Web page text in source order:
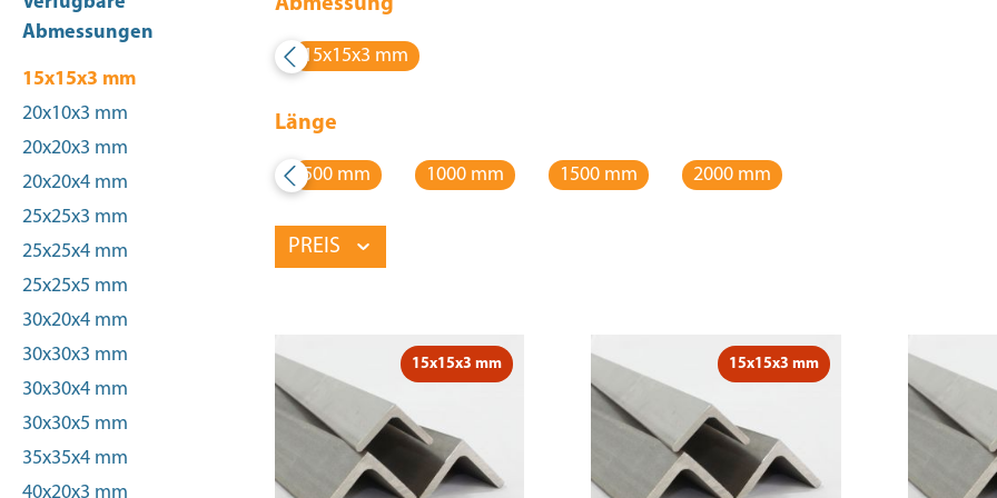
Abmessungen
15x15x3 mm
20x10x3 mm
20x20x3 mm
20x20x4 mm
25x25x3 mm
25x25x4 mm
25x25x5 mm
30x20x4 mm
30x30x3 mm
30x30x4 mm
30x30x5 mm
35x35x4 mm
40x20x3 mm
Abmessung
15x15x3 mm
Länge
500 mm 1000 mm 1500 mm 2000 mm
PREIS
15x15x3 mm 15x15x3 mm